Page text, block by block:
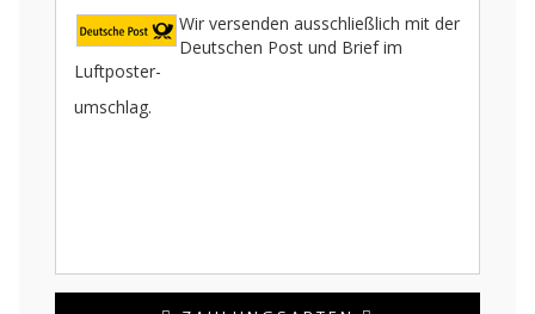
Wir versenden ausschließlich mit der
Deutschen Post und Brief im
Luftposter-
umschlag.